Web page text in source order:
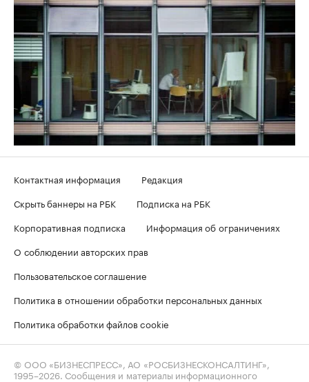
Контактная информация
Редакция
Скрыть баннеры на РБК
Подписка на РБК
Корпоративная подписка
Информация об ограничениях
О соблюдении авторских прав
Пользовательское соглашение
Политика в отношении обработки персональных данных
Политика обработки файлов cookie
© ООО «БИЗНЕСПРЕСС», АО «РОСБИЗНЕСКОНСАЛТИНГ»,
1995–2026 . Сообщения и материалы информационного